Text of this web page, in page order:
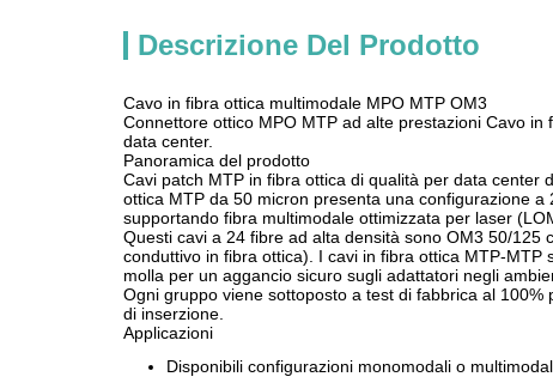
Descrizione Del Prodotto
Cavo in fibra ottica multimodale MPO MTP OM3
Connettore ottico MPO MTP ad alte prestazioni Cavo
data center.
Panoramica del prodotto
Cavi patch MTP in fibra ottica di qualità per data
ottica MTP da 50 micron presenta una configurazione
supportando fibra multimodale ottimizzata per laser
Questi cavi a 24 fibre ad alta densità sono OM3 50/
conduttivo in fibra ottica). I cavi in ​​fibra ottica MTP-
molla per un aggancio sicuro sugli adattatori negli
Ogni gruppo viene sottoposto a test di fabbrica al
di inserzione.
Applicazioni
Disponibili configurazioni monomodali o